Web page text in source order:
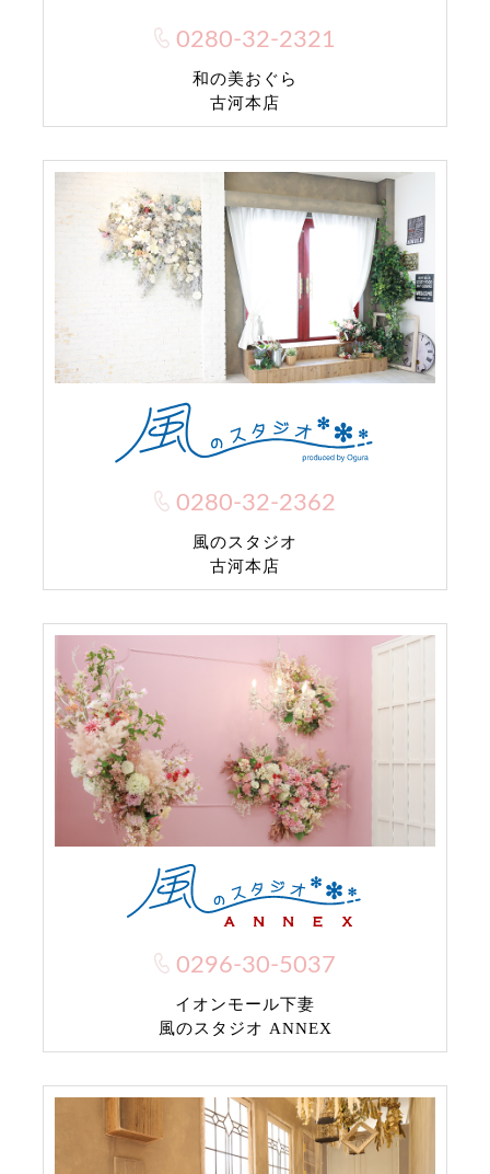
0280-32-2321
和の美おぐら
古河本店
0280-32-2362
風のスタジオ
古河本店
0296-30-5037
イオンモール下妻
風のスタジオ ANNEX